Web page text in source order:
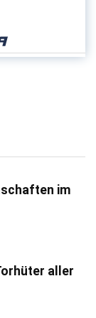
im
aller